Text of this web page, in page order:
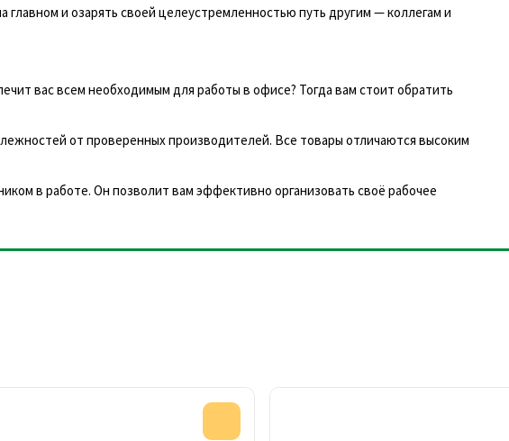
и озарять своей целеустремленностью путь другим — коллегам и
вас всем необходимым для работы в офисе? Тогда вам стоит обратить
от проверенных производителей. Все товары отличаются высоким
в работе. Он позволит вам эффективно организовать своё рабочее